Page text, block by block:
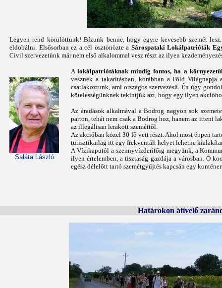
Legyen rend körülöttünk! Bízunk benne, hogy egyre kevesebb szemét
eldobálni. Elsősorban ez a cél ösztönözte a Sárospataki Lokálpatrióták
Civil szervezetünk már nem első alkalommal vesz részt az ilyen
Saláta László
Alokálpatriótáknak mindig fontos, ha a
vesznek a takarításban, korábban a Föld
csatlakoztunk, ami országos szervezésű. Én úgy
kötelességünknek tekintjük azt, hogy egy ilyen
Az áradások alkalmával a Bodrog nagyon sok
parton, tehát nem csak a Bodrog hoz, hanem az itteni
az illegálisan lerakott szeméttől.
Az akcióban közel 30 fő vett részt. Ahol most éppen
turisztikailag itt egy frekventált helyet lehetne
A Vízikaputól a szennyvízderítőig megyünk, a
ilyen értelemben, a tisztaság gazdája a városban. Ő
egész délelőtt tartó szemétgyűjtés kapcsán egy
Határokon átívelő